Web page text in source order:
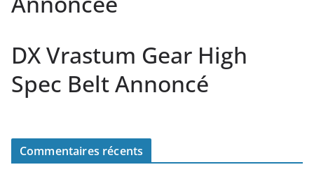
DX Vrastum Gear High
Spec Belt Annoncé
Commentaires récents